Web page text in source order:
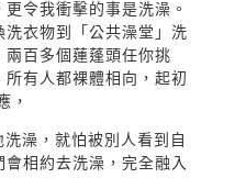
令我衝擊的事是洗澡。
衣物到「公共澡堂」洗
百多個蓮蓬頭任你挑
有人都裸體相向，起初
，
澡，就怕被別人看到自
相約去洗澡，完全融入